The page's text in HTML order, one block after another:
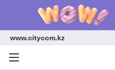
www.citycom.kz